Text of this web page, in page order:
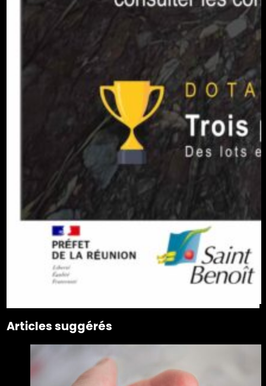
Articles suggérés